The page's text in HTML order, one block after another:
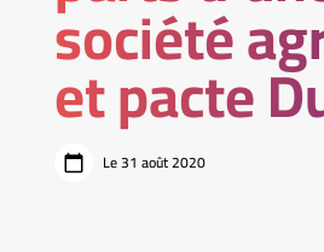
société
et pacte
Le 31 août 2020